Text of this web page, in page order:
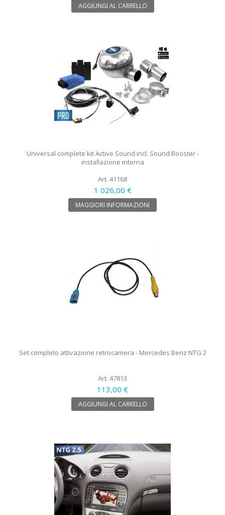
AGGIUNGI AL CARRELLO
Universal complete kit Active Sound incl. Sound Booster -
installazione interna
Art. 41168
1 026,00 €
MAGGIORI INFORMAZIONI
Set completo attivazione retrocamera - Mercedes Benz NTG 2
Art. 47813
113,00 €
AGGIUNGI AL CARRELLO